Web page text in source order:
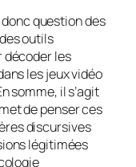
question des
outils
décoder les
les jeux vidéo
somme, il s’agit
de penser ces
discursives
légitimées